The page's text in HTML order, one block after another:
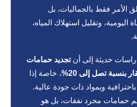
الأمر فقط بالجماليات، بل
اليومية، وتقليل استهلاك المياه،
حديثة إلى أنتجديد حمامات
بنسبة تصل إلى 20%
، خاصة إذا
وبمواد ذات جودة عالية.
حمامات مجرد نفقات، بل هو